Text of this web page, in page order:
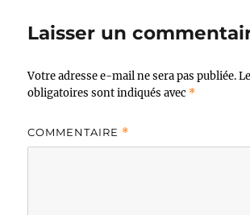
Laisser un
Votre adresse e-mail ne sera pas publiée.
obligatoires sont indiqués avec *
COMMENTAIRE *